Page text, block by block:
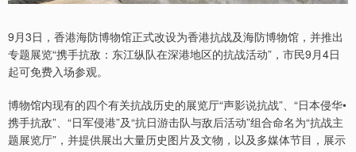
9月3日，香港海防博物馆正式改设为香港抗战及海防博物馆，并推出
专题展览“携手抗敌：东江纵队在深港地区的抗战活动”，市民9月4日
起可免费入场参观。
博物馆内现有的四个有关抗战历史的展览厅“声影说抗战”、“日本侵华•
携手抗敌”、“日军侵港”及“抗日游击队与敌后活动”组合命名为“抗战主
题展览厅”，并提供展出大量历史图片及文物，以及多媒体节目，展示